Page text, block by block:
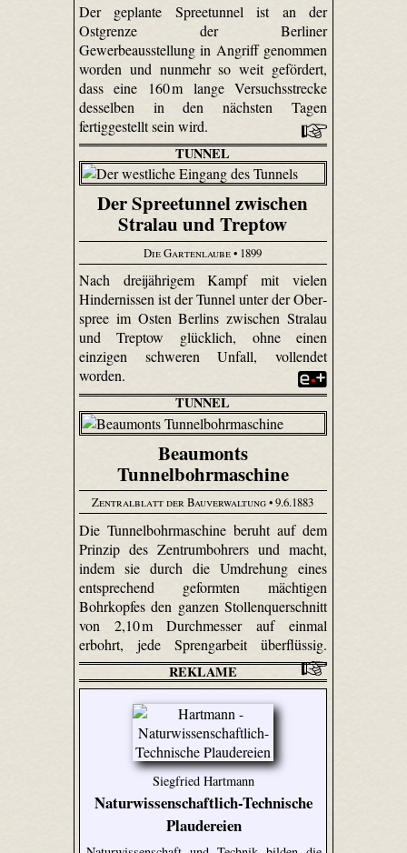
Der geplante Spree­tunnel ist an der
Ostgrenze der Berliner
Gewerbeausstellung in Angriff genommen
worden und nunmehr so weit gefördert,
dass eine 160 m lange Versuchsstrecke
desselben in den nächsten Tagen
fertiggestellt sein wird.
TUNNEL
Der Spreetunnel zwischen
Stralau und Treptow
Die Gartenlaube• 1899
Nach dreijährigem Kampf mit vielen
Hindernissen ist der Tunnel unter der Ober­
spree im Osten Berlins zwischen Stralau
und Treptow glücklich, ohne einen
einzigen schweren Unfall, vollendet
worden.
TUNNEL
Beaumonts
Tunnelbohrmaschine
Zentralblatt der Bauverwaltung• 9.6.1883
Die Tunnelbohrmaschine beruht auf dem
Prinzip des Zentrum­bohrers und macht,
indem sie durch die Umdrehung eines
entsprechend geformten mächtigen
Bohrkopfes den ganzen Stollen­quer­schnitt
von 2,10 m Durchmesser auf einmal
erbohrt, jede Sprengarbeit überflüssig.
REKLAME
Siegfried Hartmann
Naturwissenschaftlich-Technische
Plaudereien